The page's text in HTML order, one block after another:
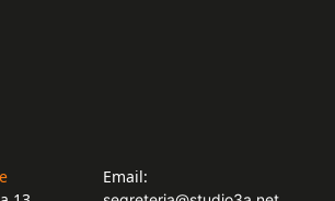
Email: